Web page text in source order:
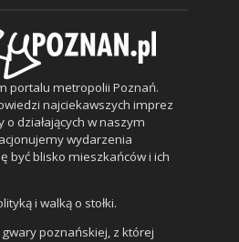
portalu metropolii Poznań.
najciekawszych imprez
działających w naszym
wydarzenia
być blisko mieszkańców i ich
i walką o stołki.
poznańskiej, z której